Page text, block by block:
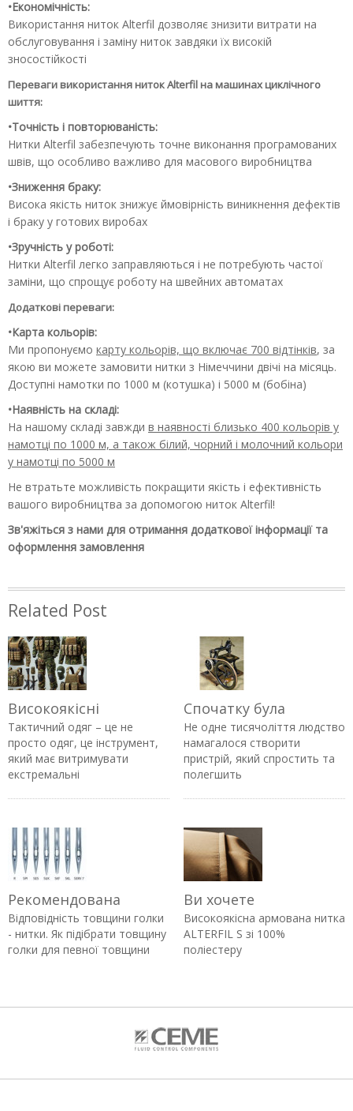
•Економічність:
Використання ниток Alterfil дозволяє знизити витрати на
обслуговування і заміну ниток завдяки їх високій
зносостійкості
Переваги використання ниток Alterfil на машинах циклічного
шиття:
•Точність і повторюваність:
Нитки Alterfil забезпечують точне виконання програмованих
швів, що особливо важливо для масового виробництва
•Зниження браку:
Висока якість ниток знижує ймовірність виникнення дефектів
і браку у готових виробах
•Зручність у роботі:
Нитки Alterfil легко заправляються і не потребують частої
заміни, що спрощує роботу на швейних автоматах
Додаткові переваги:
•Карта кольорів:
Ми пропонуємо карту кольорів, що включає 700 відтінків, за
якою ви можете замовити нитки з Німеччини двічі на місяць.
Доступні намотки по 1000 м (котушка) і 5000 м (бобіна)
•Наявність на складі:
На нашому складі завжди в наявності близько 400 кольорів у
намотці по 1000 м, а також білий, чорний і молочний кольори
у намотці по 5000 м
Не втратьте можливість покращити якість і ефективність
вашого виробництва за допомогою ниток Alterfil!
Зв'яжіться з нами для отримання додаткової інформації та
оформлення замовлення
Related Post
Високоякісні
Тактичний одяг – це не
просто одяг, це інструмент,
який має витримувати
екстремальні
Спочатку була
Не одне тисячоліття людство
намагалося створити
пристрій, який спростить та
полегшить
Рекомендована
Відповідність товщини голки
- нитки. Як підібрати товщину
голки для певної товщини
Ви хочете
Високоякісна армована нитка
ALTERFIL S зі 100%
поліестеру